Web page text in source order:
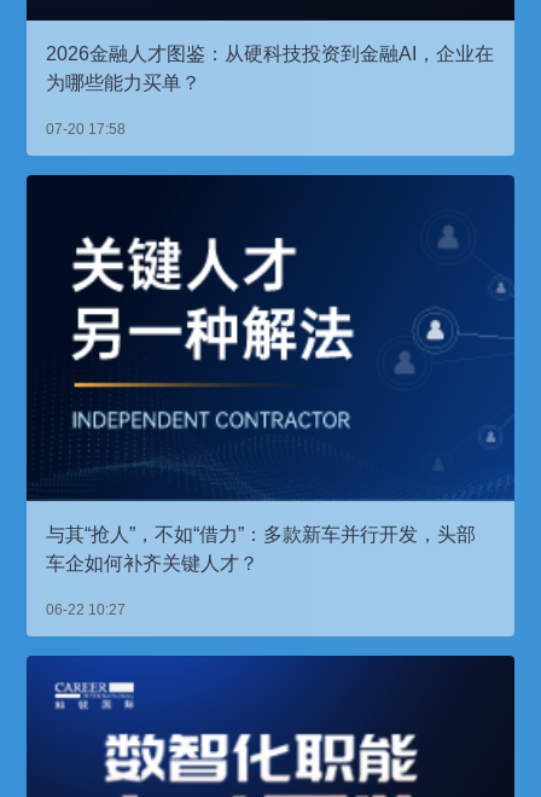
2026金融人才图鉴：从硬科技投资到金融AI，企业在
为哪些能力买单？
07-20 17:58
与其“抢人”，不如“借力”：多款新车并行开发，头部
车企如何补齐关键人才？
06-22 10:27